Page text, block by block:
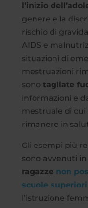
l’inizio
genere e la
rischio di
AIDS e
situazioni di
mestruazioni
sono tagliate
informazioni e
mestruale di
rimanere in
Gli esempi più
sono avvenuti in
ragazze non
scuole
l’istruzione